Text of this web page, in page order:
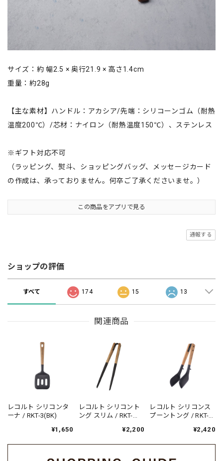
サイズ：約 幅2.5 × 奥行21.9 × 高さ1.4cm
重量：約28g
【主な素材】ハンドル：アカシア/先端：シリコーンゴム（耐熱
温度200℃）/芯材：ナイロン（耐熱温度150℃）、ステンレス
※ギフト対応不可
（ラッピング、熨斗、ショッピングバッグ、メッセージカード
の作成は、承っておりません。何卒ご了承くださいませ。）
この商品をアプリで見る
通報する
ショップの評価
すべて 174 15 13
関連商品
レコルト シリコンタ
ーナ / RKT-3(BK)
¥1,650
レコルト シリコント
ング スリム / RKT-
¥2,200
レコルト シリコンス
プーントング / RKT-
¥2,420